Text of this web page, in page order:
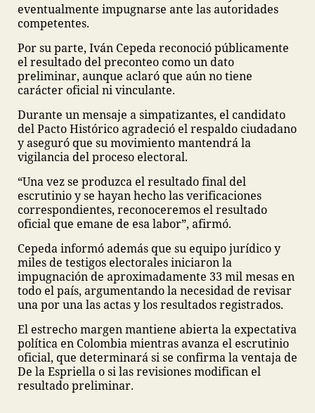
eventualmente impugnarse ante las autoridades
competentes.
Por su parte, Iván Cepeda reconoció públicamente
el resultado del preconteo como un dato
preliminar, aunque aclaró que aún no tiene
carácter oficial ni vinculante.
Durante un mensaje a simpatizantes, el candidato
del Pacto Histórico agradeció el respaldo ciudadano
y aseguró que su movimiento mantendrá la
vigilancia del proceso electoral.
“Una vez se produzca el resultado final del
escrutinio y se hayan hecho las verificaciones
correspondientes, reconoceremos el resultado
oficial que emane de esa labor”, afirmó.
Cepeda informó además que su equipo jurídico y
miles de testigos electorales iniciaron la
impugnación de aproximadamente 33 mil mesas en
todo el país, argumentando la necesidad de revisar
una por una las actas y los resultados registrados.
El estrecho margen mantiene abierta la expectativa
política en Colombia mientras avanza el escrutinio
oficial, que determinará si se confirma la ventaja de
De la Espriella o si las revisiones modifican el
resultado preliminar.